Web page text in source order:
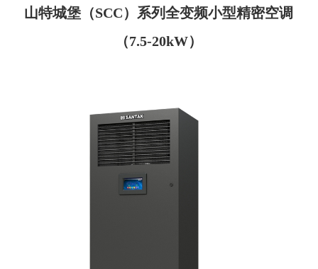
山特城堡（SCC）系列全变频小型精密空调
（7.5-20kW）